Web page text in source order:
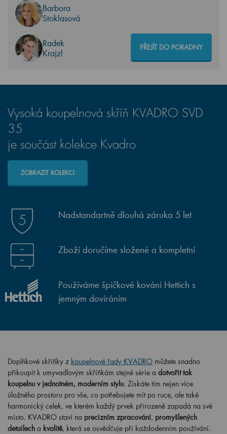
Barbora
Stoklasová
Radek
Krajzl
PŘEJÍT DO PORADNY
Vysoká koupelnová skříň KVADRO SVD
35
je součást kolekce Kvadro
ZOBRAZIT KOLEKCI
Nadstandartně dlouhá záruka 5 let
Zboží doručíme složené a kompletní
Používáme špičkové kování Hettich s
jemným dovíráním
Doplňkové skříňky z koupelnové řady KVADRO můžete snadno
přikoupit k umyvadlovým skříňkám stejné série a dotvořit tak
koupelnu v jednotném, moderním stylu. Získáte tím nejen více
úložného prostoru pro vše, co potřebujete mít po ruce, ale také
harmonický celek, ve kterém každý prvek přirozeně zapadá na své
místo. KVADRO staví na precizním zpracování, promyšlených
detailech a kvalitě, která se osvědčuje při každodenním používání.